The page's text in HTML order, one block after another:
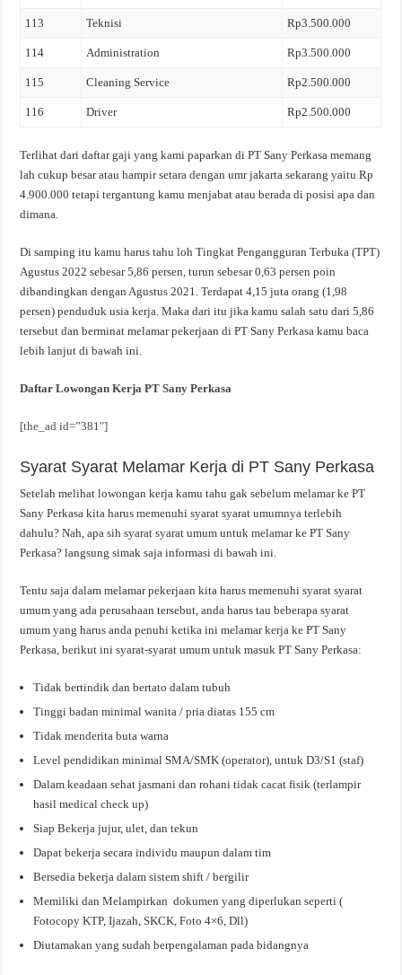
113 Teknisi Rp3.500.000
114 Administration Rp3.500.000
115 Cleaning Service Rp2.500.000
116 Driver Rp2.500.000
Terlihat dari daftar gaji yang kami paparkan di PT Sany Perkasa memang
lah cukup besar atau hampir setara dengan umr jakarta sekarang yaitu Rp
4.900.000 tetapi tergantung kamu menjabat atau berada di posisi apa dan
dimana.
Di samping itu kamu harus tahu loh Tingkat Pengangguran Terbuka (TPT)
Agustus 2022 sebesar 5,86 persen, turun sebesar 0,63 persen poin
dibandingkan dengan Agustus 2021. Terdapat 4,15 juta orang (1,98
persen) penduduk usia kerja. Maka dari itu jika kamu salah satu dari 5,86
tersebut dan berminat melamar pekerjaan di PT Sany Perkasa kamu baca
lebih lanjut di bawah ini.
Daftar Lowongan Kerja PT Sany Perkasa
[the_ad id=”381″]
Syarat Syarat Melamar Kerja di PT Sany Perkasa
Setelah melihat lowongan kerja kamu tahu gak sebelum melamar ke PT
Sany Perkasa kita harus memenuhi syarat syarat umumnya terlebih
dahulu? Nah, apa sih syarat syarat umum untuk melamar ke PT Sany
Perkasa? langsung simak saja informasi di bawah ini.
Tentu saja dalam melamar pekerjaan kita harus memenuhi syarat syarat
umum yang ada perusahaan tersebut, anda harus tau beberapa syarat
umum yang harus anda penuhi ketika ini melamar kerja ke PT Sany
Perkasa, berikut ini syarat-syarat umum untuk masuk PT Sany Perkasa:
Tidak bertindik dan bertato dalam tubuh
Tinggi badan minimal wanita / pria diatas 155 cm
Tidak menderita buta warna
Level pendidikan minimal SMA/SMK (operator), untuk D3/S1 (staf)
Dalam keadaan sehat jasmani dan rohani tidak cacat fisik (terlampir
hasil medical check up)
Siap Bekerja jujur, ulet, dan tekun
Dapat bekerja secara individu maupun dalam tim
Bersedia bekerja dalam sistem shift / bergilir
Memiliki dan Melampirkan dokumen yang diperlukan seperti (
Fotocopy KTP, Ijazah, SKCK, Foto 4×6, Dll)
Diutamakan yang sudah berpengalaman pada bidangnya